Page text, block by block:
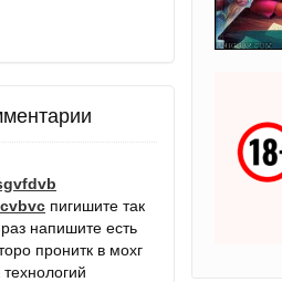
пигишите так
напишите есть
пронитк в мохг